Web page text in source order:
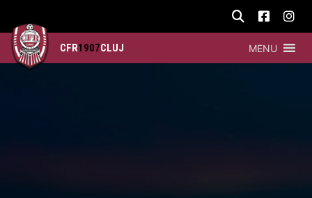
CFR1907CLUJ MENU